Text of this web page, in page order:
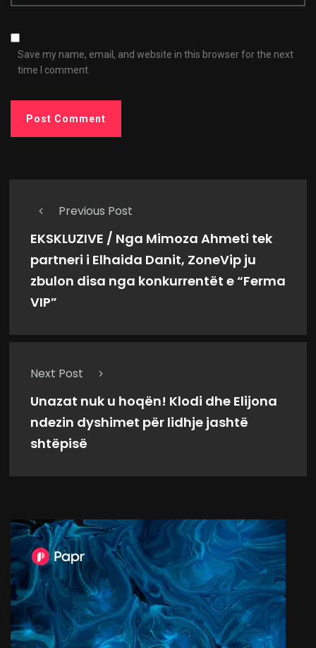
Save my name, email, and website in this browser for the next
time I comment.
Previous Post
EKSKLUZIVE / Nga Mimoza Ahmeti tek
partneri i Elhaida Danit, ZoneVip ju
zbulon disa nga konkurrentët e “Ferma
VIP”
Next Post
Unazat nuk u hoqën! Klodi dhe Elijona
ndezin dyshimet për lidhje jashtë
shtëpisë